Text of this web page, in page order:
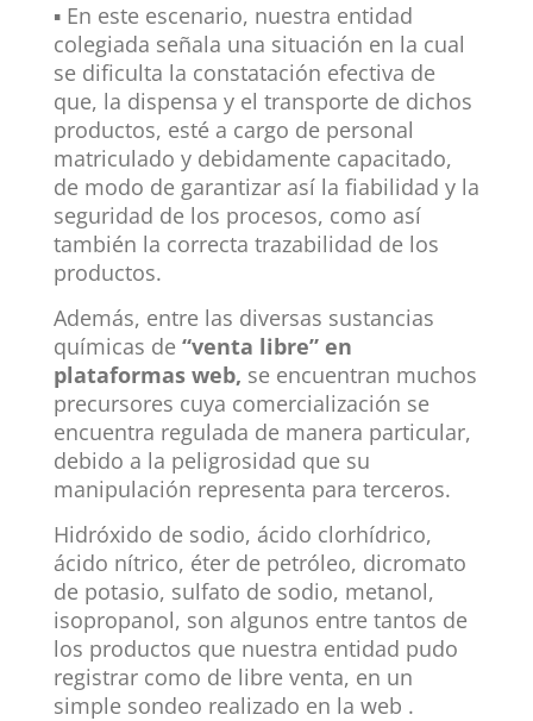
▪ En este escenario, nuestra entidad
colegiada señala una situación en la cual
se dificulta la constatación efectiva de
que, la dispensa y el transporte de dichos
productos, esté a cargo de personal
matriculado y debidamente capacitado,
de modo de garantizar así la fiabilidad y la
seguridad de los procesos, como así
también la correcta trazabilidad de los
productos.
Además, entre las diversas sustancias
químicas de “venta libre” en
plataformas web, se encuentran muchos
precursores cuya comercialización se
encuentra regulada de manera particular,
debido a la peligrosidad que su
manipulación representa para terceros.
Hidróxido de sodio, ácido clorhídrico,
ácido nítrico, éter de petróleo, dicromato
de potasio, sulfato de sodio, metanol,
isopropanol, son algunos entre tantos de
los productos que nuestra entidad pudo
registrar como de libre venta, en un
simple sondeo realizado en la web .